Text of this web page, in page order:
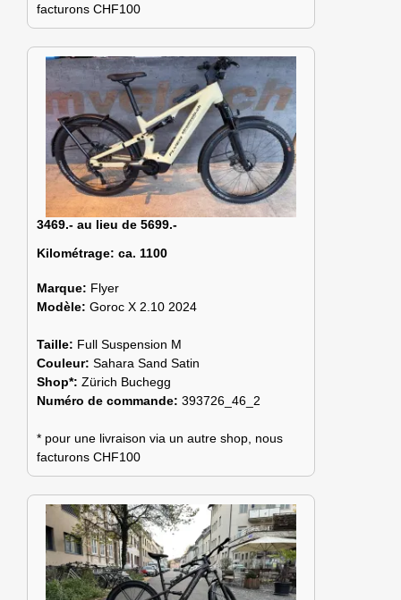
facturons CHF100
3469.- au lieu de 5699.-
Kilométrage: ca. 1100
Marque: Flyer
Modèle: Goroc X 2.10 2024
Taille: Full Suspension M
Couleur: Sahara Sand Satin
Shop*: Zürich Buchegg
Numéro de commande: 393726_46_2
* pour une livraison via un autre shop, nous
facturons CHF100